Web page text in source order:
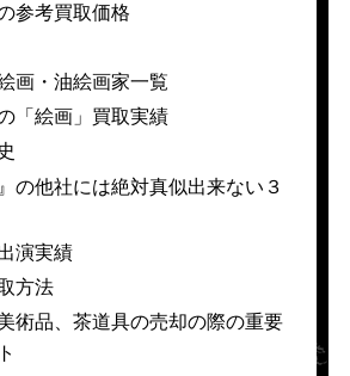
参考買取価格
画・油絵画家一覧
「絵画」買取実績
の他社には絶対真似出来ない３
演実績
方法
術品、茶道具の売却の際の重要